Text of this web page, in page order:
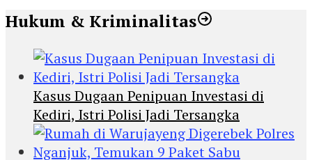
Hukum & Kriminalitas
Kasus Dugaan Penipuan Investasi di
Kediri, Istri Polisi Jadi Tersangka